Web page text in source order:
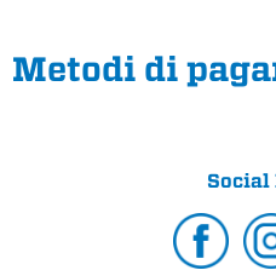
Metodi di
Social